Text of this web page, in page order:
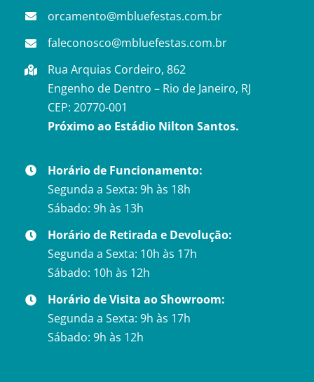
orcamento@mbluefestas.com.br
faleconosco@mbluefestas.com.br
Rua Arquias Cordeiro, 862
Engenho de Dentro – Rio de Janeiro, RJ
CEP: 20770-001
Próximo ao Estádio Nilton Santos.
Horário de Funcionamento:
Segunda a Sexta: 9h às 18h
Sábado: 9h às 13h
Horário de Retirada e Devolução:
Segunda a Sexta: 10h às 17h
Sábado: 10h às 12h
Horário de Visita ao Showroom:
Segunda a Sexta: 9h às 17h
Sábado: 9h às 12h